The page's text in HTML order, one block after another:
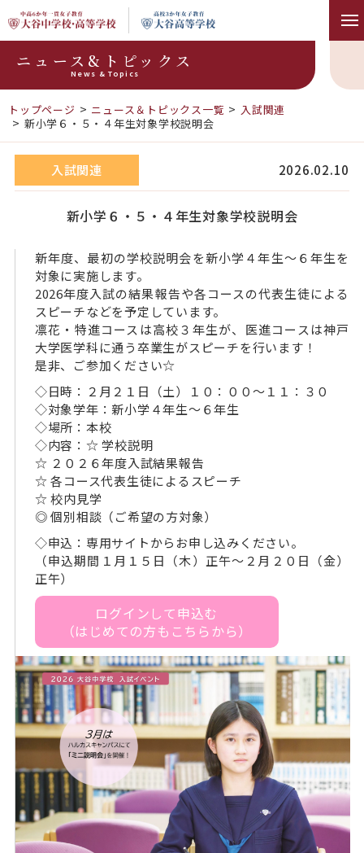
ニュース&トピックス
News & Topics
トップページ ニュース＆トピックス一覧
入試関連
新小学６・５・４年生対象学校説明会
入試関連 2026.02.10
新小学６・５・４年生対象学校説明会
新年度、最初の学校説明会を新小学４年生～６年生を
対象に実施します。
2026年度入試の結果報告や各コースの代表生徒による
スピーチなどを予定しています。
凛花・特進コースは高校３年生が、医進コースは神戸
大学医学科に通う卒業生がスピーチを行います！
是非、ご参加ください☆
◇日時：２月２１日（土）１０：００～１１：３０
◇対象学年：新小学４年生～６年生
◇場所：本校
◇内容：☆ 学校説明
☆ ２０２６年度入試結果報告
☆ 各コース代表生徒によるスピーチ
☆ 校内見学
◎ 個別相談（ご希望の方対象）
◇申込：専用サイトからお申し込みください。
（申込期間１月１５日（木）正午～２月２０日（金）
正午）
ログインして申込む
（はじめての方もこちらから）